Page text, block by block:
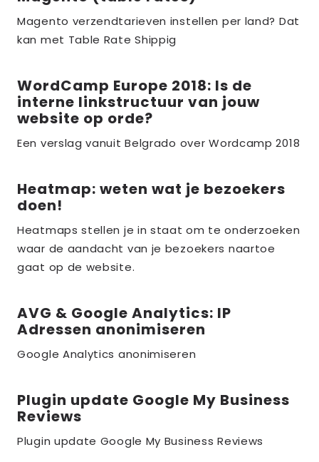
over
the_title;
Magento verzendtarieven instellen per land? Dat
kan met Table Rate Shippig
Lees
meer
over
the_title;
WordCamp Europe 2018: Is de
interne linkstructuur van jouw
website op orde?
Een verslag vanuit Belgrado over Wordcamp 2018
Lees
meer
over
the_title;
Heatmap: weten wat je bezoekers
doen!
Heatmaps stellen je in staat om te onderzoeken
waar de aandacht van je bezoekers naartoe
gaat op de website.
Lees
meer
over
AVG & Google Analytics: IP
Adressen anonimiseren
Google Analytics anonimiseren
Lees
meer
over
Plugin update Google My Business
Reviews
Plugin update Google My Business Reviews